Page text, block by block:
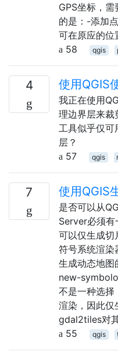
GPS坐标，
的是：-添加
可在原应的位
58
qgis
4 使用QGIS
我正在使用
理边界层来裁
工具似乎仅可
层？
57
qgis
7 使用QGIS
是否可以从
Server必须有
可以仅生成切
符号系统渲染
生成动态地图
new-
不是一种选择
渲染，因此
gdal2tiles对
55
qgis